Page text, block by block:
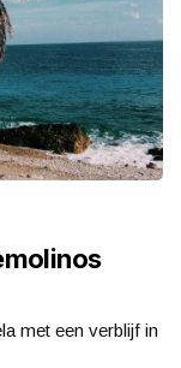
met een verblijf in